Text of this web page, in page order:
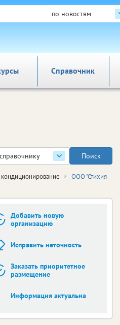
по новостям
Справочник
ООО "Стихия
Добавить новую
организацию
Исправить неточность
Заказать приоритетное
размещение
Информация актуальна